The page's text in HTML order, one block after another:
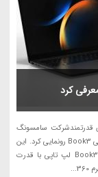
قدرتمندشرکت سامسونگ
الکترونیکس امروز از سری لپ تاپ های پرچمدار خود با نام گلکسی Book3 رونمایی کرد. این
سری لپ تاپ ها دارای سه مدل تحت عنوان گلکسی Book3 Ultra لپ تاپی با قدرت